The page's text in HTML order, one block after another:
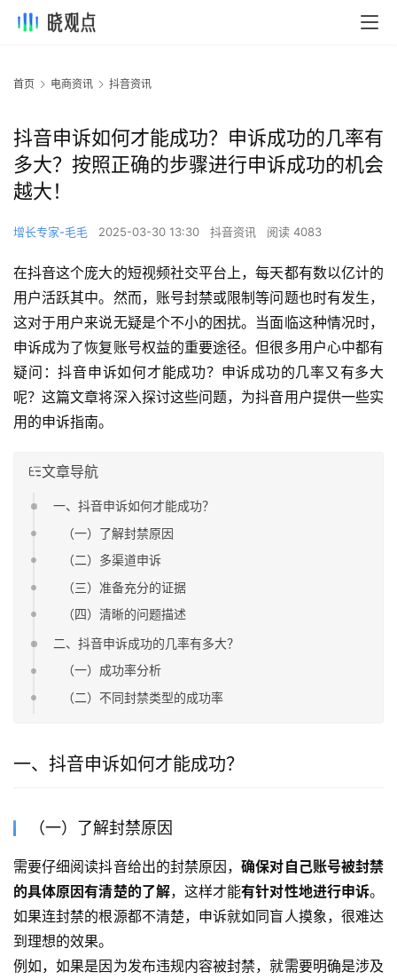
首页 电商资讯 抖音资讯
抖音申诉如何才能成功？申诉成功的几率有
多大？按照正确的步骤进行申诉成功的机会
越大！
增长专家-毛毛 2025-03-30 13:30 抖音资讯 阅读 4083
在抖音这个庞大的短视频社交平台上，每天都有数以亿计的
用户活跃其中。然而，账号封禁或限制等问题也时有发生，
这对于用户来说无疑是个不小的困扰。当面临这种情况时，
申诉成为了恢复账号权益的重要途径。但很多用户心中都有
疑问：抖音申诉如何才能成功？申诉成功的几率又有多大
呢？这篇文章将深入探讨这些问题，为抖音用户提供一些实
用的申诉指南。
文章导航
一、抖音申诉如何才能成功？
（一）了解封禁原因
（二）多渠道申诉
（三）准备充分的证据
（四）清晰的问题描述
二、抖音申诉成功的几率有多大？
（一）成功率分析
（二）不同封禁类型的成功率
一、抖音申诉如何才能成功？
（一）了解封禁原因
需要仔细阅读抖音给出的封禁原因，确保对自己账号被封禁
的具体原因有清楚的了解，这样才能有针对性地进行申诉。
如果连封禁的根源都不清楚，申诉就如同盲人摸象，很难达
到理想的效果。
例如，如果是因为发布违规内容被封禁，就需要明确是涉及